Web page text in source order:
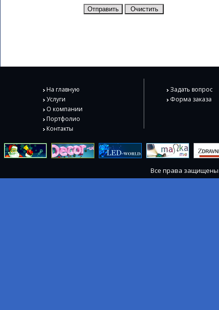
Задать вопрос
Форма заказа
На главную
Услуги
О компании
Портфолио
Контакты
Все права